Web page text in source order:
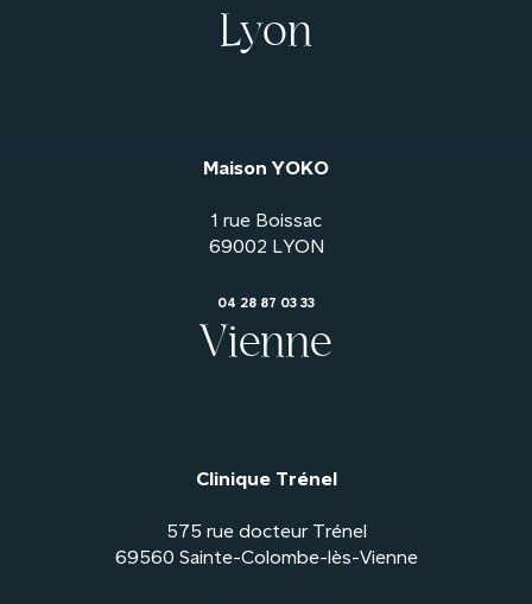
Lyon
Maison YOKO
1 rue Boissac
04 28 87 03 33
Vienne
Clinique Trénel
575 rue docteur Trénel
69560 Sainte-Colombe-lès-Vienne